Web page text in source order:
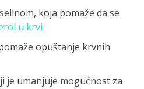
koja pomаže da se
u krvi
opuštanje krvnih
je umanjuje mogućnost za